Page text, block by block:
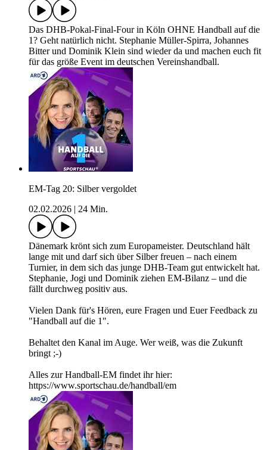
Das DHB-Pokal-Final-Four in Köln OHNE Handball auf die
1? Geht natürlich nicht. Stephanie Müller-Spirra, Johannes
Bitter und Dominik Klein sind wieder da und machen euch fit
für das größe Event im deutschen Vereinshandball.
EM-Tag 20: Silber vergoldet
02.02.2026
24 Min.
Dänemark krönt sich zum Europameister. Deutschland hält
lange mit und darf sich über Silber freuen – nach einem
Turnier, in dem sich das junge DHB-Team gut entwickelt hat.
Stephanie, Jogi und Dominik ziehen EM-Bilanz – und die
fällt durchweg positiv aus.
Vielen Dank für's Hören, eure Fragen und Euer Feedback zu
"Handball auf die 1".
Behaltet den Kanal im Auge. Wer weiß, was die Zukunft
bringt ;-)
Alles zur Handball-EM findet ihr hier:
https://www.sportschau.de/handball/em